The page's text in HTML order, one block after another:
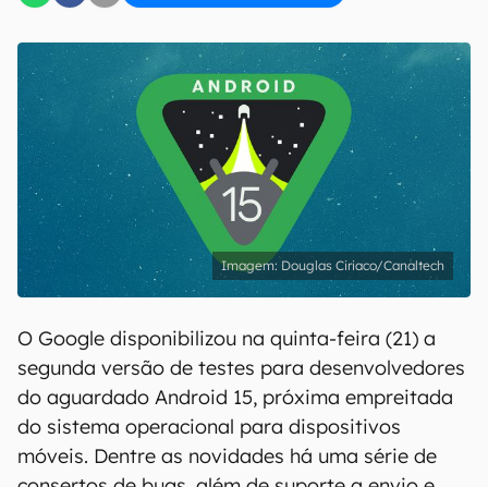
Confirmo que li, aceito e concordo com os
Douglas Ciriaco/Canaltech
O Google disponibilizou na quinta-feira (21) a
segunda versão de testes para desenvolvedores
do aguardado Android 15, próxima empreitada
do sistema operacional para dispositivos
móveis. Dentre as novidades há uma série de